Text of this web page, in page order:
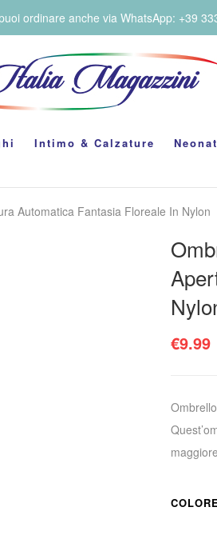
ordinare anche via WhatsApp: +39
Intimo & Calzature
Automatica Fantasia Floreale In Nylon
€9.99